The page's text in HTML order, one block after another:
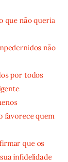
que não queria
não
por todos
favorece quem
que os
infidelidade